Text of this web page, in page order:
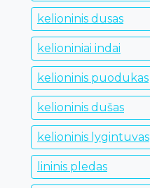
kelioninis dusas
kelioniniai indai
kelioninis puodukas
kelioninis dušas
kelioninis lygintuvas
lininis pledas